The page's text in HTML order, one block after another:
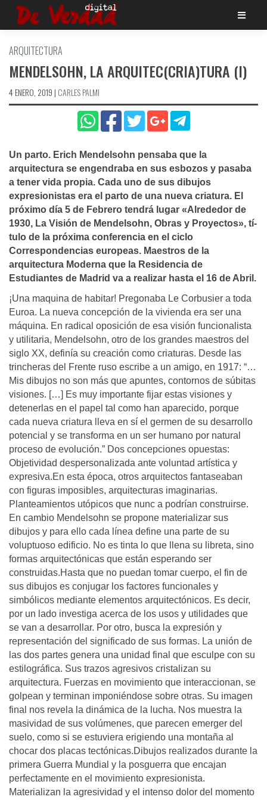
Saltar
ARQUITECTURA
MENDELSOHN, LA ARQUITEC(CRIA)TURA (I)
4 ENERO, 2019 | CARLES PALMI
Un parto. Erich Mendelsohn pensaba que la
arquitectura se engendraba en sus esbozos y pasaba
a tener vida propia. Cada uno de sus dibujos
expresionistas era el parto de una nueva criatura. El
próximo dí­a 5 de Febrero tendrá lugar «Alrededor de
1930, La Visión de Mendelsohn, Obras y Proyectos», tí­
tulo de la próxima conferencia en el ciclo
Correspondencias europeas. Maestros de la
arquitectura Moderna que la Residencia de
Estudiantes de Madrid va a realizar hasta el 16 de Abril.
¡Una maquina de habitar! Pregonaba Le Corbusier a toda
Euroa. La nueva concepción de la vivienda era ser una
máquina. En radical oposición de esa visión funcionalista
y utilitaria, Mendelsohn, otro de los grandes maestros del
siglo XX, definía su creación como criaturas. Desde las
trincheras del Frente ruso escribe a un amigo, en 1917: “…
Mis dibujos no son más que apuntes, contornos de súbitas
visiones. […] Es muy importante fijar estas visiones y
detenerlas en el papel tal como han aparecido, porque
cada nueva criatura lleva en sí el germen de su desarrollo
potencial y se transforma en un ser humano por natural
proceso de evolución.” Dos concepciones opuestas:
Objetividad despersonalizada ante voluntad artística y
expresiva.En esta época, otros arquitectos fantaseaban
con figuras imposibles, arquitecturas imaginarias.
Planteamientos utópicos que nunc a podrían construirse.
En cambio Mendelsohn se propone materializar sus
dibujos y para ello cada línea define una parte de su
voluptuoso edificio. No es tinta lo que llena su libreta, sino
formas arquitectónicas que están esperando ser
construidas.Hasta que no puedan tomar cuerpo, el fin de
sus dibujos es conjugar los factores funcionales y
simbólicos mediante elementos arquitectónicos. Es decir,
por un lado investiga acerca de los usos y utilidades que
se van a desarrollar. Por otro, busca la expresión y
representación del significado de sus formas. La unión de
las dos partes genera una unidad final que esculpe con su
estilográfica. Sus trazos agresivos cristalizan su
arquitectura. Fuerzas en movimiento que interaccionan, se
golpean y terminan imponiéndose sobre otras. Su imagen
final nos revela la dinámica de la lucha. Nos muestra la
masividad de sus volúmenes, que parecen emerger del
suelo, como si se estuviera erigiendo una montaña al
chocar dos placas tectónicas.Dibujos realizados durante la
primera Guerra Mundial y la posguerra que encajan
perfectamente en el movimiento expresionista.
Materializan la agresividad y el intenso dolor del momento